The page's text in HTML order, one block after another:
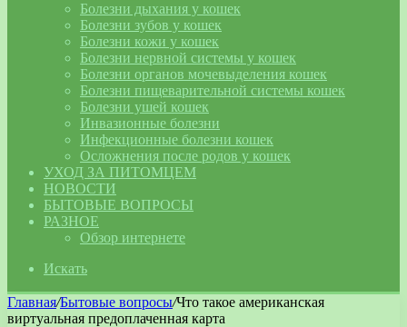
Болезни дыхания у кошек
Болезни зубов у кошек
Болезни кожи у кошек
Болезни нервной системы у кошек
Болезни органов мочевыделения кошек
Болезни пищеварительной системы кошек
Болезни ушей кошек
Инвазионные болезни
Инфекционные болезни кошек
Осложнения после родов у кошек
УХОД ЗА ПИТОМЦЕМ
НОВОСТИ
БЫТОВЫЕ ВОПРОСЫ
РАЗНОЕ
Обзор интернете
Искать
Главная/Бытовые вопросы/Что такое американская
виртуальная предоплаченная карта